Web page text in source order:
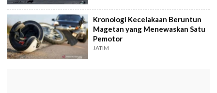
Kronologi Kecelakaan Beruntun
Magetan yang Menewaskan Satu
Pemotor
JATIM